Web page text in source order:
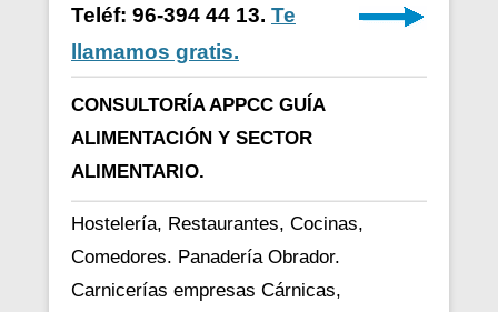
Teléf: 96-394 44 13. Te
llamamos gratis.
CONSULTORÍA APPCC GUÍA
ALIMENTACIÓN Y SECTOR
ALIMENTARIO.
Hostelería, Restaurantes, Cocinas,
Comedores. Panadería Obrador.
Carnicerías empresas Cárnicas,